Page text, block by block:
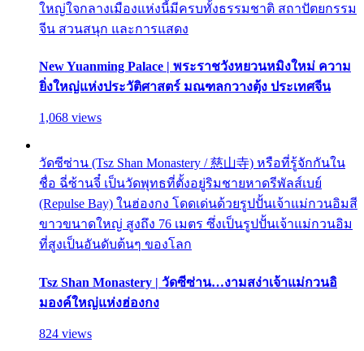
ใหญ่ใจกลางเมืองแห่งนี้มีครบทั้งธรรมชาติ สถาปัตยกรรม
จีน สวนสนุก และการแสดง
New Yuanming Palace | พระราชวังหยวนหมิงใหม่ ความ
ยิ่งใหญ่แห่งประวัติศาสตร์ มณฑลกวางตุ้ง ประเทศจีน
1,068 views
วัดซีซ่าน (Tsz Shan Monastery / 慈山寺) หรือที่รู้จักกันใน
ชื่อ ฉี่ซ้านจี๋ เป็นวัดพุทธที่ตั้งอยู่ริมชายหาดรีพัลส์เบย์
(Repulse Bay) ในฮ่องกง โดดเด่นด้วยรูปปั้นเจ้าแม่กวนอิมสี
ขาวขนาดใหญ่ สูงถึง 76 เมตร ซึ่งเป็นรูปปั้นเจ้าแม่กวนอิม
ที่สูงเป็นอันดับต้นๆ ของโลก
Tsz Shan Monastery | วัดซีซ่าน…งามสง่าเจ้าแม่กวนอิ
มองค์ใหญ่แห่งฮ่องกง
824 views